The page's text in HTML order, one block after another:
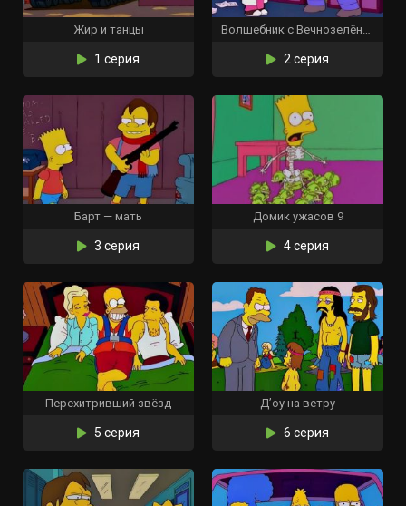
Жир и танцы
1 серия
Волшебник с Вечнозелёного Бульвара
2 серия
Барт — мать
3 серия
Домик ужасов 9
4 серия
Перехитривший звёзд
5 серия
Д’оу на ветру
6 серия